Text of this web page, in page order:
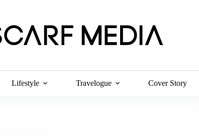
Lifestyle Travelogue Cover Story